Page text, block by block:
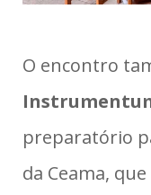
O encontro
preparatório
da Ceama,